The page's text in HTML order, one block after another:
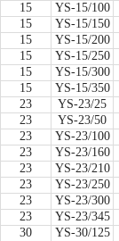
15
YS-15/100
15
YS-15/150
15
YS-15/200
15
YS-15/250
15
YS-15/300
15
YS-15/350
23
YS-23/25
23
YS-23/50
23
YS-23/100
23
YS-23/160
23
YS-23/210
23
YS-23/250
23
YS-23/300
23
YS-23/345
30
YS-30/125